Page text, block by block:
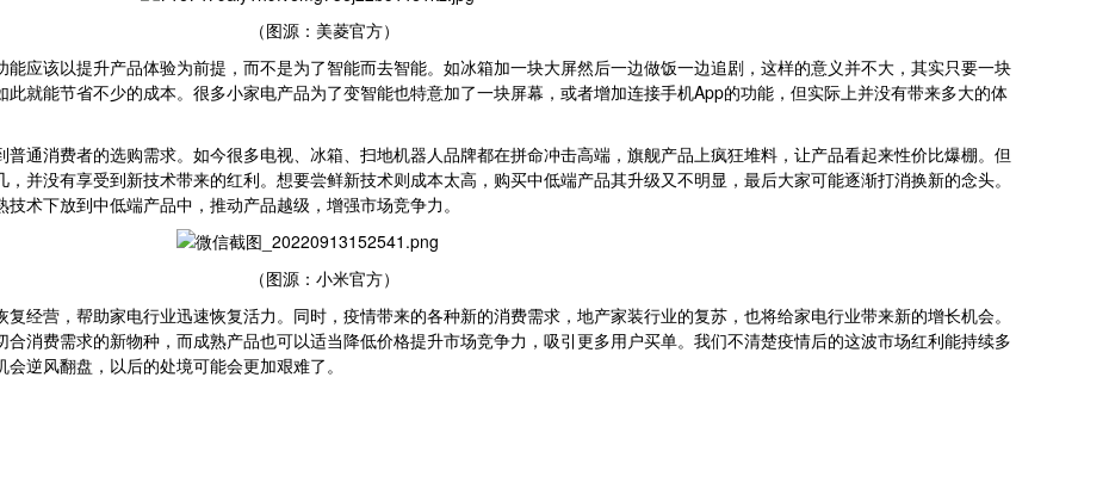
（图源：美菱官方）
应该以提升产品体验为前提，而不是为了智能而去智能。如冰箱加一块大屏然后一边做饭一边追剧，这样的意义并不大，其实只要一块
就能节省不少的成本。很多小家电产品为了变智能也特意加了一块屏幕，或者增加连接手机App的功能，但实际上并没有带来多大的体
通消费者的选购需求。如今很多电视、冰箱、扫地机器人品牌都在拼命冲击高端，旗舰产品上疯狂堆料，让产品看起来性价比爆棚。但
并没有享受到新技术带来的红利。想要尝鲜新技术则成本太高，购买中低端产品其升级又不明显，最后大家可能逐渐打消换新的念头。
术下放到中低端产品中，推动产品越级，增强市场竞争力。
（图源：小米官方）
经营，帮助家电行业迅速恢复活力。同时，疫情带来的各种新的消费需求，地产家装行业的复苏，也将给家电行业带来新的增长机会。
消费需求的新物种，而成熟产品也可以适当降低价格提升市场竞争力，吸引更多用户买单。我们不清楚疫情后的这波市场红利能持续多
逆风翻盘，以后的处境可能会更加艰难了。